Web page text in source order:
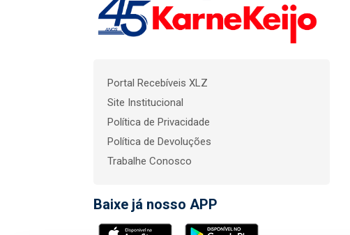
Portal Recebíveis XLZ
Site Institucional
Política de Privacidade
Política de Devoluções
Trabalhe Conosco
Baixe já nosso APP